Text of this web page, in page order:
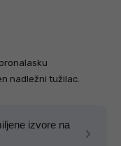
nadležni tužilac.
izvore na